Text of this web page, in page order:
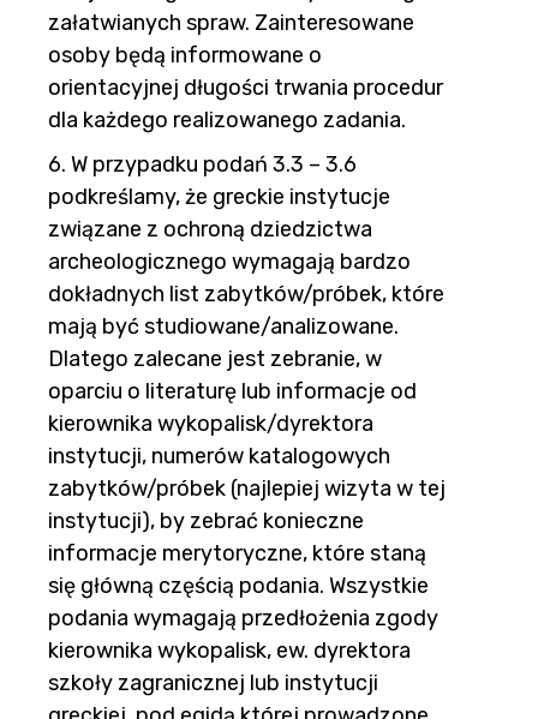
załatwianych spraw. Zainteresowane
osoby będą informowane o
orientacyjnej długości trwania procedur
dla każdego realizowanego zadania.
6. W przypadku podań 3.3 – 3.6
podkreślamy, że greckie instytucje
związane z ochroną dziedzictwa
archeologicznego wymagają bardzo
dokładnych list zabytków/próbek, które
mają być studiowane/analizowane.
Dlatego zalecane jest zebranie, w
oparciu o literaturę lub informacje od
kierownika wykopalisk/dyrektora
instytucji, numerów katalogowych
zabytków/próbek (najlepiej wizyta w tej
instytucji), by zebrać konieczne
informacje merytoryczne, które staną
się główną częścią podania. Wszystkie
podania wymagają przedłożenia zgody
kierownika wykopalisk, ew. dyrektora
szkoły zagranicznej lub instytucji